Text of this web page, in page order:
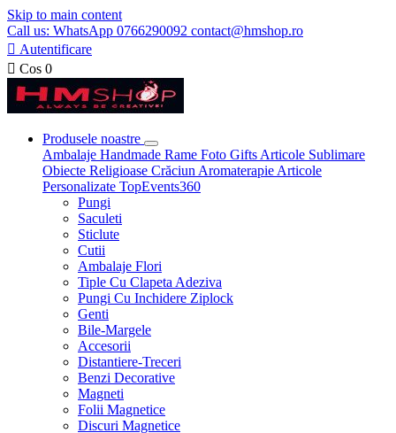
Skip to main content
Call us: WhatsApp 0766290092 contact@hmshop.ro
 Autentificare
 Cos 0
Produsele noastre
Ambalaje Handmade Rame Foto Gifts Articole Sublimare
Obiecte Religioase Crăciun Aromaterapie Articole
Personalizate TopEvents360
Pungi
Saculeti
Sticlute
Cutii
Ambalaje Flori
Tiple Cu Clapeta Adeziva
Pungi Cu Inchidere Ziplock
Genti
Bile-Margele
Accesorii
Distantiere-Treceri
Benzi Decorative
Magneti
Folii Magnetice
Discuri Magnetice